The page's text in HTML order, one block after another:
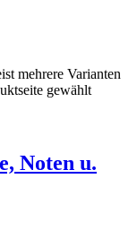
mehrere Varianten
gewählt
Noten u.